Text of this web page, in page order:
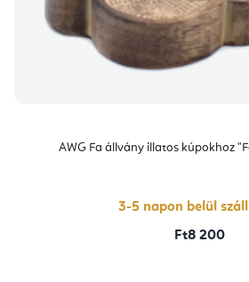
AWG Fa állvány illatos kúpokhoz
3-5 napon belül
Ft8 200